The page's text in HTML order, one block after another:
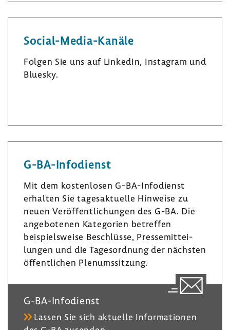
Social-​Media-Kanäle
Folgen Sie uns auf LinkedIn, Insta­gram und
Bluesky.
n
k
d
n
s
t
­
r
a
m
u
e
k
G-​BA-Infodienst
Mit dem kosten­losen G-​BA-Infodienst
erhalten Sie tages­ak­tu­elle Hinweise zu
neuen Veröf­fent­li­chungen des G-BA. Die
ange­bo­tenen Kate­go­rien betreffen
beispiels­weise Beschlüsse, Pres­se­mit­tei­
lungen und die Tages­ord­nung der nächsten
öffent­li­chen Plenumssit­zung.
G-​BA-Infodienst
Lassen Sie sich aktu­elle Infor­ma­tionen